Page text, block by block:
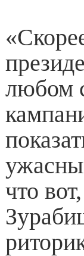
любом
что